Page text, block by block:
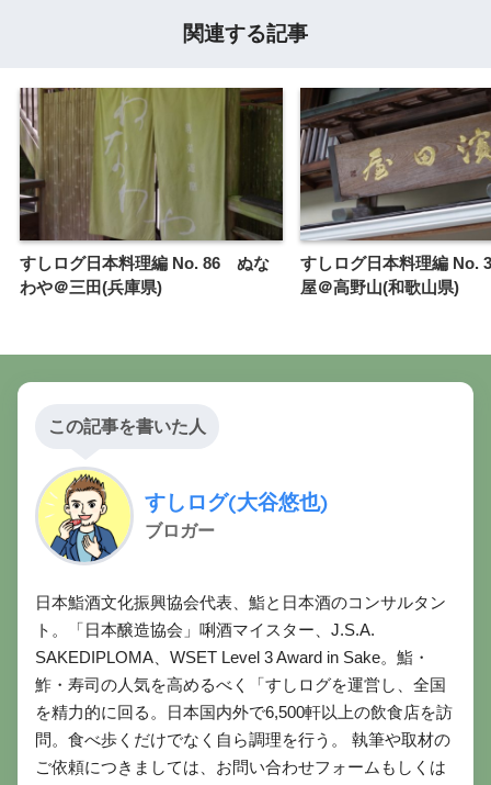
関連する記事
すしログ日本料理編 No. 86 ぬな
わや＠三田(兵庫県)
すしログ日本料理編
屋＠高野山(和歌山県)
この記事を書いた人
すしログ(大谷悠也)
ブロガー
日本鮨酒文化振興協会代表、鮨と日本酒のコンサルタン
ト。「日本醸造協会」唎酒マイスター、J.S.A.
SAKEDIPLOMA、WSET Level 3 Award in Sake。鮨・
鮓・寿司の人気を高めるべく「すしログを運営し、全国
を精力的に回る。日本国内外で6,500軒以上の飲食店を訪
問。食べ歩くだけでなく自ら調理を行う。 執筆や取材の
ご依頼につきましては、お問い合わせフォームもしくは